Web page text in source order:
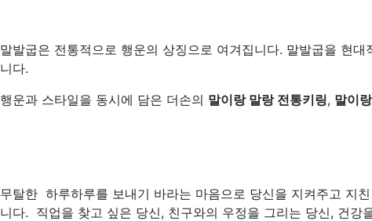
말발굽은 전통적으로 행운의 상징으로 여겨집니다. 말발굽을 현
니다.
행운과 스타일을 동시에 담은 더손의 말이랑 말랑 전통키링, 말이
무탈한 하루하루를 보내기 바라는 마음으로 당신을 지켜주고 지
니다. 직업을 찾고 싶은 당신, 친구와의 우정을 그리는 당신, 건강